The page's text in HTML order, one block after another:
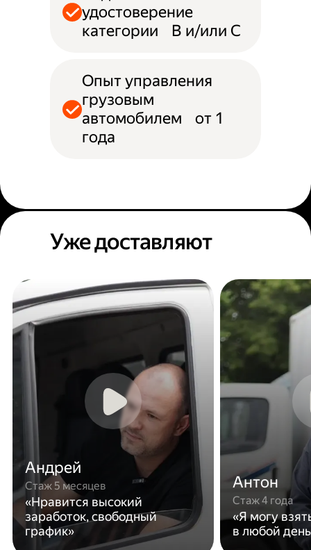
удостоверение
категории B и/или С
Опыт управления
грузовым
автомобилем от 1
года
Уже доставляют
Андрей
Стаж 5 месяцев
«Нравится высокий
заработок, свободный
график»
Антон
Стаж 4 года
«Я могу
в любой